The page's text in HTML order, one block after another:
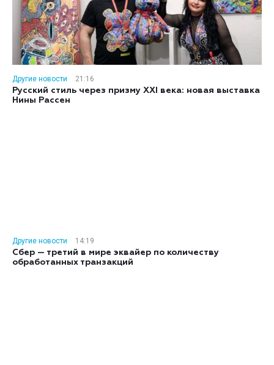
Другие новости
21:16
Русский стиль через призму XXI века: новая выставка
Нины Рассен
Другие новости
14:19
Сбер — третий в мире эквайер по количеству
обработанных транзакций